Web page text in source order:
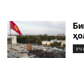
ЎЗБЕКИСТОН
УЧ